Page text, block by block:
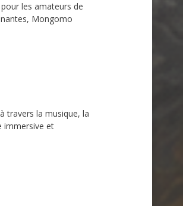
les amateurs de
Mongomo
travers la musique, la
immersive et